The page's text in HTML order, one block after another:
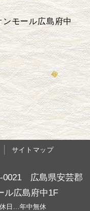
モール広島府中
サイトマップ
0021 広島県安芸郡
ル広島府中1F
日…年中無休